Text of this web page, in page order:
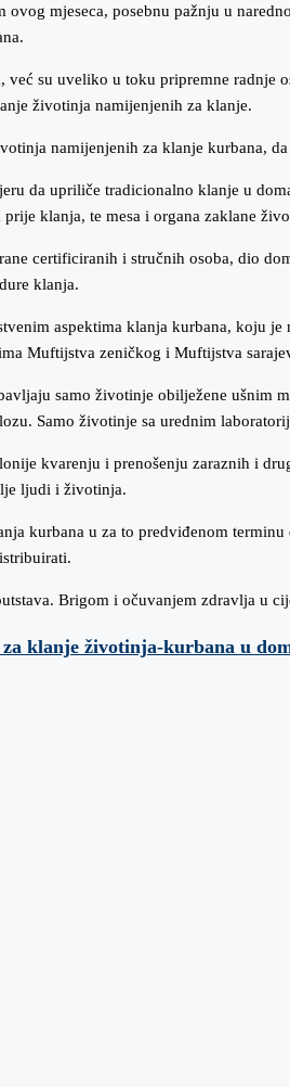
mjeseca, posebnu pažnju u
su uveliko u toku pripremne
životinja namijenjenih za klanje.
namijenjenih za klanje kurbana,
da upriliče tradicionalno klanje u
klanja, te mesa i organa zaklane
certificiranih i stručnih osoba, dio
klanja.
aspektima klanja kurbana, koju
Muftijstva zeničkog i Muftijstva
samo životinje obilježene
Samo životinje sa urednim
kvarenju i prenošenju zaraznih i
ljudi i životinja.
kurbana u za to predviđenom
Brigom i očuvanjem zdravlja u
klanje životinja-kurbana u